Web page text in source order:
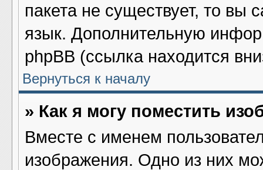
пакета не существует, то вы
язык. Дополнительную
phpBB (ссылка находится
Вернуться к началу
» Как я могу поместить
Вместе с именем
изображения. Одно из них